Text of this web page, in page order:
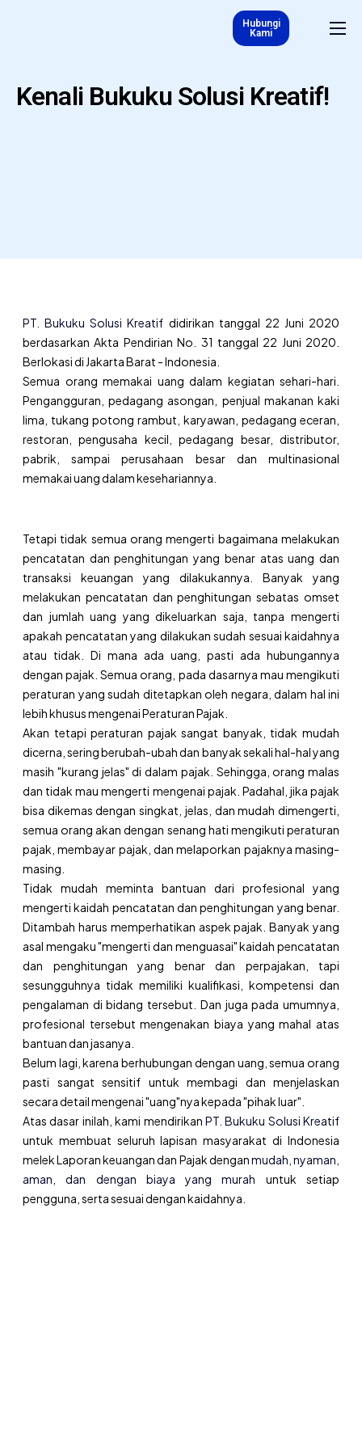
Produk & Layanan
Hubungi
Kami
Kenali Bukuku Solusi Kreatif!
PT. Bukuku Solusi Kreatif didirikan tanggal 22 Juni 2020
berdasarkan Akta Pendirian No. 31 tanggal 22 Juni 2020.
Berlokasi di Jakarta Barat - Indonesia.
Semua orang memakai uang dalam kegiatan sehari-hari.
Pengangguran, pedagang asongan, penjual makanan kaki
lima, tukang potong rambut, karyawan, pedagang eceran,
restoran, pengusaha kecil, pedagang besar, distributor,
pabrik, sampai perusahaan besar dan multinasional
memakai uang dalam kesehariannya.
Tetapi tidak semua orang mengerti bagaimana melakukan
pencatatan dan penghitungan yang benar atas uang dan
transaksi keuangan yang dilakukannya. Banyak yang
melakukan pencatatan dan penghitungan sebatas omset
dan jumlah uang yang dikeluarkan saja, tanpa mengerti
apakah pencatatan yang dilakukan sudah sesuai kaidahnya
atau tidak. Di mana ada uang, pasti ada hubungannya
dengan pajak. Semua orang, pada dasarnya mau mengikuti
peraturan yang sudah ditetapkan oleh negara, dalam hal ini
lebih khusus mengenai Peraturan Pajak.​
Akan tetapi peraturan pajak sangat banyak, tidak mudah
dicerna, sering berubah-ubah dan banyak sekali hal-hal yang
masih "kurang jelas" di dalam pajak. Sehingga, orang malas
dan tidak mau mengerti mengenai pajak. Padahal, jika pajak
bisa dikemas dengan singkat, jelas, dan mudah dimengerti,
semua orang akan dengan senang hati mengikuti peraturan
pajak, membayar pajak, dan melaporkan pajaknya masing-
masing.
Tidak mudah meminta bantuan dari profesional yang
mengerti kaidah pencatatan dan penghitungan yang benar.
Ditambah harus memperhatikan aspek pajak. Banyak yang
asal mengaku "mengerti dan menguasai" kaidah pencatatan
dan penghitungan yang benar dan perpajakan, tapi
sesungguhnya tidak memiliki kualifikasi, kompetensi dan
pengalaman di bidang tersebut. Dan juga pada umumnya,
profesional tersebut mengenakan biaya yang mahal atas
bantuan dan jasanya.
Belum lagi, karena berhubungan dengan uang, semua orang
pasti sangat sensitif untuk membagi dan menjelaskan
secara detail mengenai "uang"nya kepada "pihak luar".
Atas dasar inilah, kami mendirikan PT. Bukuku Solusi Kreatif
untuk membuat seluruh lapisan masyarakat di Indonesia
melek Laporan keuangan dan Pajak denganmudah, nyaman,
aman, dan dengan biaya yang murah untuk setiap
pengguna, serta sesuai dengan kaidahnya.